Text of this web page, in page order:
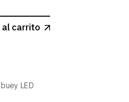
Ø58mm CROMO
al carrito
LED